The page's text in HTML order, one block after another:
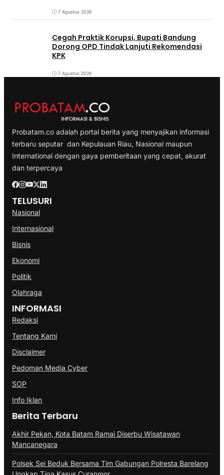
7 Agustus 2026
Cegah Praktik Korupsi, Bupati Bandung
Dorong OPD Tindak Lanjuti Rekomendasi
KPK
7 Agustus 2026
Probatam.co adalah portal berita yang menyajikan informasi
terbaru seputar dan Kepulauan Riau, Nasional maupun
International dengan gaya pemberitaan yang cepat, akurat
dan terpercaya
TELUSURI
Nasional
Internasional
Bisnis
Ekonomi
Politik
Olahraga
INFORMASI
Redaksi
Tentang Kami
Disclaimer
Pedoman Media Cyber
SOP
Info Iklan
Berita Terbaru
Akhir Pekan, Kota Batam Ramai Diserbu Wisatawan
Mancanegara
Polsek Sei Beduk Bersama Tim Gabungan Polresta Barelang